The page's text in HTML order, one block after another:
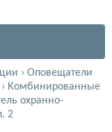
› Оповещатели
› Комбинированные
охранно-
2